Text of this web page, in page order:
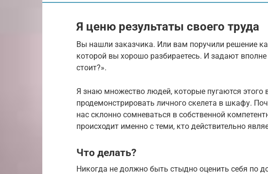
Я ценю результаты своего труда
Вы нашли заказчика. Или вам поручили решение
которой вы хорошо разбираетесь. И задают
стоит?».
Я знаю множество людей, которые пугаются этого
продемонстрировать личного скелета в шкафу.
нас склонно сомневаться в собственной
происходит именно с теми, кто действительно
Что делать?
Никогда не должно быть стыдно оценить себя по